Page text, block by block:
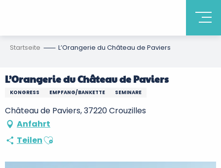
Startseite L’Orangerie du Château de Paviers
L’Orangerie du Château de Paviers
KONGRESS EMPFANG/BANKETTE SEMINARE
Château de Paviers, 37220 Crouzilles
Anfahrt
TeilenAjouter aux favoris